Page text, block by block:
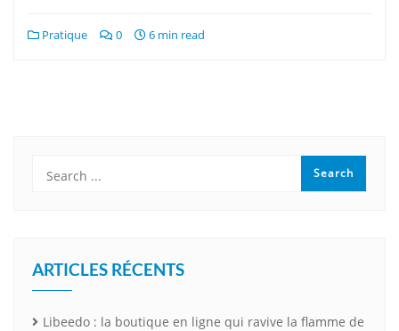
Pratique 0 6 min read
ARTICLES RÉCENTS
Libeedo : la boutique en ligne qui ravive la flamme de